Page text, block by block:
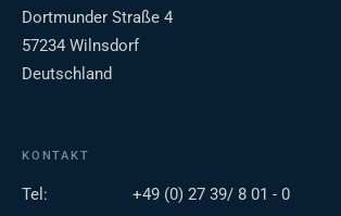
Dortmunder Straße 4
57234 Wilnsdorf
Deutschland
KONTAKT
Tel:
+49 (0) 27 39/ 8 01 - 0